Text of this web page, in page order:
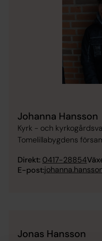
Johanna Hansson
Kyrk - och
Tomelillabygdens
Direkt: 0417-28854
E-post:
Jonas Hansson